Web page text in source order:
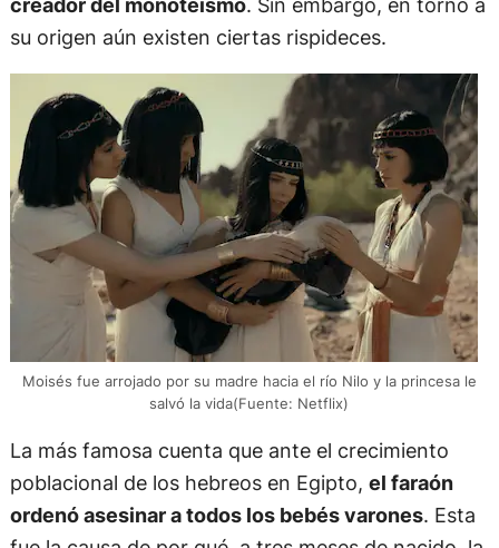
su origen aún existen ciertas rispideces.
Moisés fue arrojado por su madre hacia el río Nilo y la princesa le
salvó la vida(Fuente: Netflix)
La más famosa cuenta que ante el crecimiento
poblacional de los hebreos en Egipto, el faraón
ordenó asesinar a todos los bebés varones. Esta